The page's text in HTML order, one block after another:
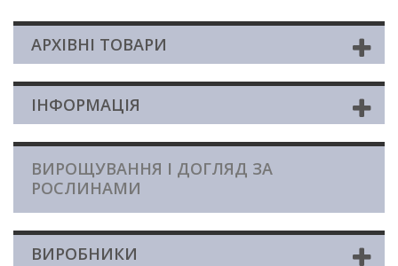
АРХІВНІ ТОВАРИ
ІНФОРМАЦІЯ
ВИРОЩУВАННЯ І ДОГЛЯД ЗА
РОСЛИНАМИ
ВИРОБНИКИ